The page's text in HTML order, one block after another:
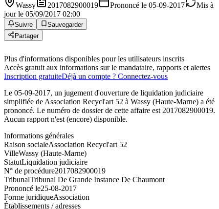
Wassy 2017082900019 Prononcé le 05-09-2017
Mis à
jour le 05/09/2017 02:00
Suivre
Sauvegarder
Partager
Plus d'informations disponibles pour les utilisateurs inscrits
Accès gratuit aux informations sur le mandataire, rapports et alertes
Inscription gratuiteDéjà un compte ? Connectez-vous
Le 05-09-2017, un jugement d'ouverture de liquidation judiciaire
simplifiée de Association Recycl'art 52 à Wassy (Haute-Marne) a été
prononcé. Le numéro de dossier de cette affaire est 2017082900019.
Aucun rapport n'est (encore) disponible.
Informations générales
Raison socialeAssociation Recycl'art 52
VilleWassy (Haute-Marne)
StatutLiquidation judiciaire
N° de procédure2017082900019
TribunalTribunal De Grande Instance De Chaumont
Prononcé le25-08-2017
Forme juridiqueAssociation
Établissements / adresses